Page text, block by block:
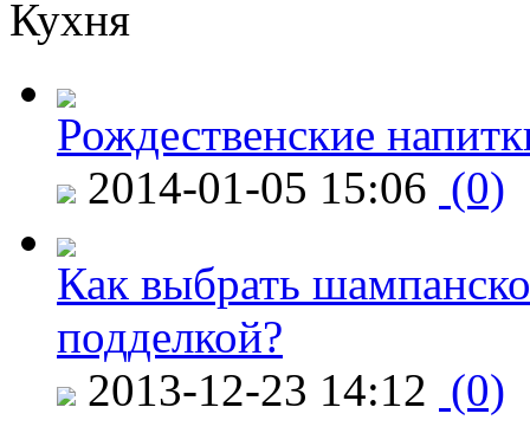
Кухня
Рождественские
2014-01-05 15:06 (0)
Как выбрать
подделкой?
2013-12-23 14:12 (0)